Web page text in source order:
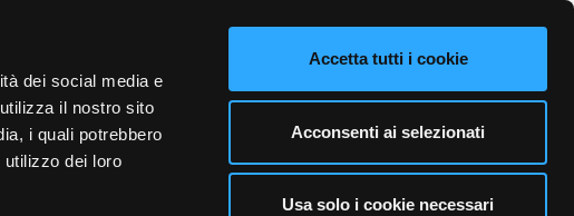
dei social media e
il nostro sito
i quali potrebbero
dei loro
Accetta tutti i cookie
Acconsenti ai selezionati
Usa solo i cookie necessari
LINGUE
NAZIONE VENDITA
CONTATTI
DELLA PERSONA CURA DELL'AMBIENTE BUSINESS